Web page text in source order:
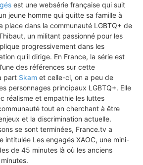
est une websérie française qui suit
jeune homme qui quitte sa famille à
place dans la communauté LGBTQ+ de
un militant passionné pour les
progressivement dans les
qu'il dirige. En France, la série est
des références sur cette
part Skam et celle-ci, on a peu de
personnages principaux LGBTQ+. Elle
réalisme et empathie les luttes
tout en cherchant à être
et la discrimination actuelle.
se sont terminées, France.tv a
intitulée Les engagés XAOC, une mini-
de 45 minutes là où les anciens